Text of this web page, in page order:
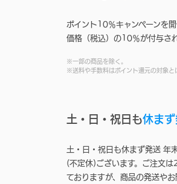
ポイント10％キャンペーンを
価格（税込）の10％が付与され
※一部の商品を除く。
※送料や手数料はポイント還元の対象と
土・日・祝日も休ま
土・日・祝日も休まず発送 年
(不定休)ございます。ご注文
ておりますが、商品の発送や